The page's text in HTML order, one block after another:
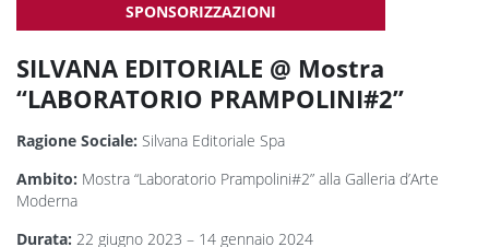
SPONSORIZZAZIONI
SILVANA EDITORIALE @ Mostra
“LABORATORIO PRAMPOLINI#2”
Ragione Sociale: Silvana Editoriale Spa
Ambito: Mostra “Laboratorio Prampolini#2” alla Galleria d’Arte
Moderna
Durata: 22 giugno 2023 – 14 gennaio 2024